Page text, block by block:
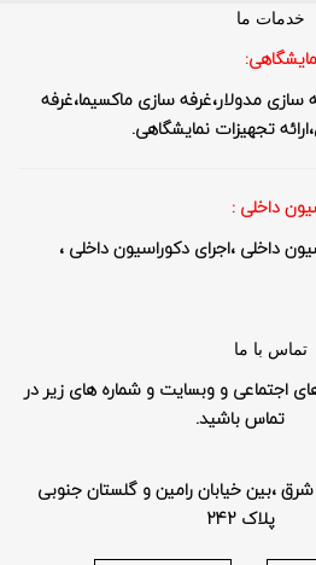
خدمات ما
مدولار،غرفه سازی ماکسیما،غرفه
تجهیزات نمایشگاهی.
داخلی :
داخلی ،اجرای دکوراسیون داخلی ،
تماس با ما
اجتماعی و وبسایت و شماره های زیر در
تماس باشید.
،بین خیابان رامین و گلستان جنوبی
پلاک 242